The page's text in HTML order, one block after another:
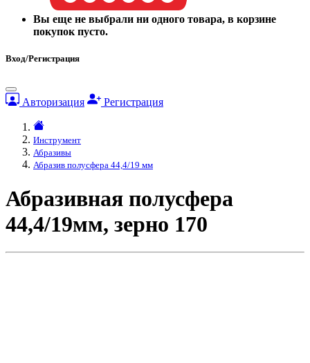
Вы еще не выбрали ни одного товара, в корзине
покупок пусто.
Вход/Регистрация
Авторизация Регистрация
Инструмент
Абразивы
Абразив полусфера 44,4/19 мм
Абразивная полусфера
44,4/19мм, зерно 170